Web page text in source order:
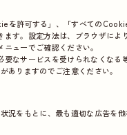
を許可する」、「すべての
す。設定方法は、ブラウザによ
ューでご確認ください。
なサービスを受けられなくなる等
ありますのでご注意ください。
況をもとに、最も適切な広告を